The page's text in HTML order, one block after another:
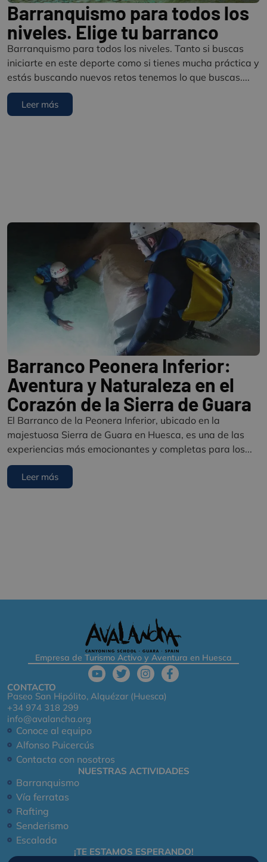
Barranquismo para todos los
niveles. Elige tu barranco
Barranquismo para todos los niveles. Tanto si buscas
iniciarte en este deporte como si tienes mucha práctica y
estás buscando nuevos retos tenemos lo que buscas....
Leer más
Barranco Peonera Inferior:
Aventura y Naturaleza en el
Corazón de la Sierra de Guara
El Barranco de la Peonera Inferior, ubicado en la
majestuosa Sierra de Guara en Huesca, es una de las
experiencias más emocionantes y completas para los...
Leer más
Empresa de Turismo Activo y Aventura en Huesca
CONTACTO
Paseo San Hipólito, Alquézar (Huesca)
+34 974 318 299
info@avalancha.org
Conoce al equipo
Alfonso Puicercús
Contacta con nosotros
NUESTRAS ACTIVIDADES
Barranquismo
Vía ferratas
Rafting
Senderismo
Escalada
¡TE ESTAMOS ESPERANDO!